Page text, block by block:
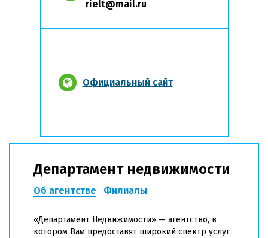
rielt@mail.ru
Официальный сайт
Департамент недвижимости
Об агентстве Филиалы
«Департамент Недвижимости» — агентство, в
котором Вам предоставят широкий спектр услуг